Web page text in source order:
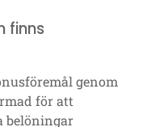
finns
genom
för att
belöningar